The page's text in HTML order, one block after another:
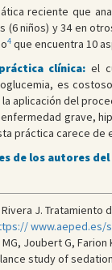
reciente que
(6 niños) y 34 en
4que encuentra 10
clínica: el
es
aplicación del
grave,
práctica carece de
de los autores
Rivera J.
Joubert G, Farion
study of